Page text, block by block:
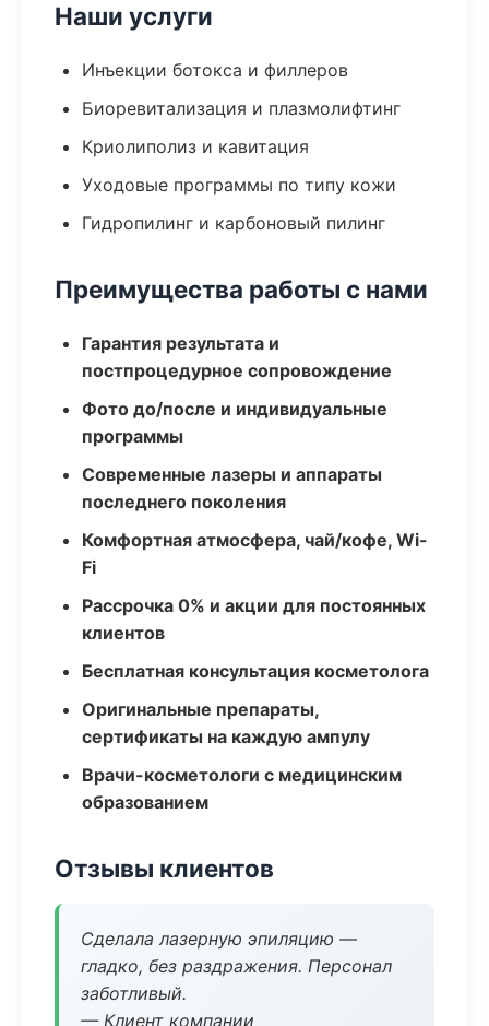
Наши услуги
Инъекции ботокса и филлеров
Биоревитализация и плазмолифтинг
Криолиполиз и кавитация
Уходовые программы по типу кожи
Гидропилинг и карбоновый пилинг
Преимущества работы с нами
Гарантия результата и
постпроцедурное сопровождение
Фото до/после и индивидуальные
программы
Современные лазеры и аппараты
последнего поколения
Комфортная атмосфера, чай/кофе, Wi-
Fi
Рассрочка 0% и акции для постоянных
клиентов
Бесплатная консультация косметолога
Оригинальные препараты,
сертификаты на каждую ампулу
Врачи-косметологи с медицинским
образованием
Отзывы клиентов
Сделала лазерную эпиляцию —
гладко, без раздражения. Персонал
заботливый.
— Клиент компании